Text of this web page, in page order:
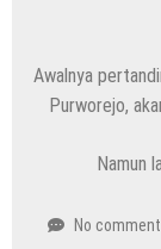
Awalnya
Purworejo,
Namun
No comment